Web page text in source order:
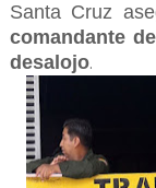
Santa Cruz
comandante
desalojo.